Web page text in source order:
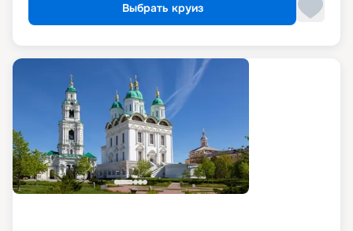
Выбрать круиз